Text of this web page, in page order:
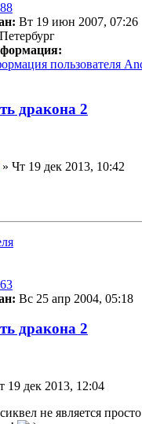
Вт 19 июн 2007, 07:26
пользователя
дракона 2
» Чт 19 дек 2013, 10:42
Вс 25 апр 2004, 05:18
дракона 2
19 дек 2013, 12:04
не является